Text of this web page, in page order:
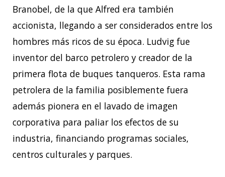
Branobel, de la que Alfred era también
accionista, llegando a ser considerados entre los
hombres más ricos de su época. Ludvig fue
inventor del barco petrolero y creador de la
primera flota de buques tanqueros. Esta rama
petrolera de la familia posiblemente fuera
además pionera en el lavado de imagen
corporativa para paliar los efectos de su
industria, financiando programas sociales,
centros culturales y parques.